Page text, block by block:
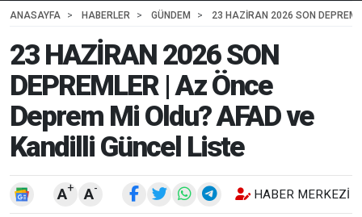
ANASAYFA
HABERLER GÜNDEM 23 HAZİRAN 2026 SON
23 HAZİRAN 2026 SON
DEPREMLER | Az Önce
Deprem Mi Oldu? AFAD ve
Kandilli Güncel Liste
A+ A- HABER MERKEZI